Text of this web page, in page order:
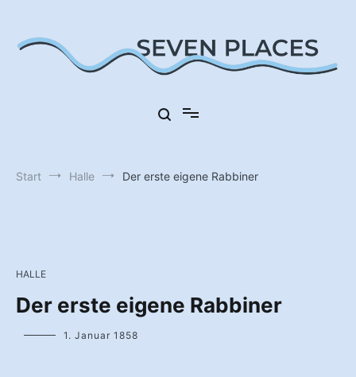
springen
Start Halle Der erste eigene Rabbiner
HALLE
Der erste eigene Rabbiner
1. Januar 1858